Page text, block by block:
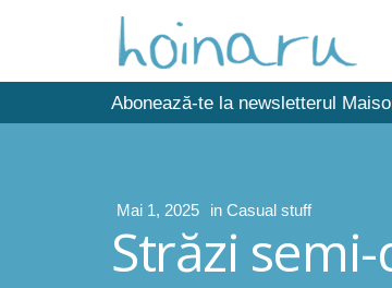
Abonează-te la newsletterul
Mai 1, 2025 in Casual stuff
Străzi